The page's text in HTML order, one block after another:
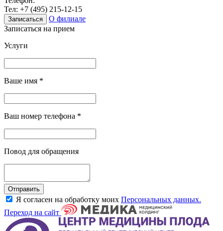
Тел: +7 (495) 215-12-15
Записаться
О филиале
Записаться на прием
Услуги
Ваше имя *
Ваш номер телефона *
Повод для обращения
Отправить
Я согласен на обработку моих Персональных данных.
Переход на сайт